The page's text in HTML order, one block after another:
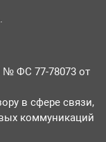
№ ФС 77-78073 от
в сфере связи,
коммуникаций